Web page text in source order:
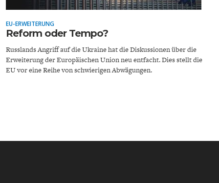
INDUSTRIEPOLITIK
ENERGIE & UMWELT
EU-ERWEITERUNG
Reform oder Tempo?
Russlands Angriff auf die Ukraine hat die Diskussionen über die
Erweiterung der Europäischen Union neu entfacht. Dies stellt die
EU vor eine Reihe von schwierigen Abwägungen.